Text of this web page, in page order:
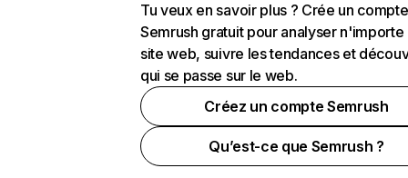
Tu veux en savoir plus ? Crée un compte
Semrush gratuit pour analyser n'importe
site web, suivre les tendances et
qui se passe sur le web.
Créez un compte Semrush
Qu’est-ce que Semrush ?